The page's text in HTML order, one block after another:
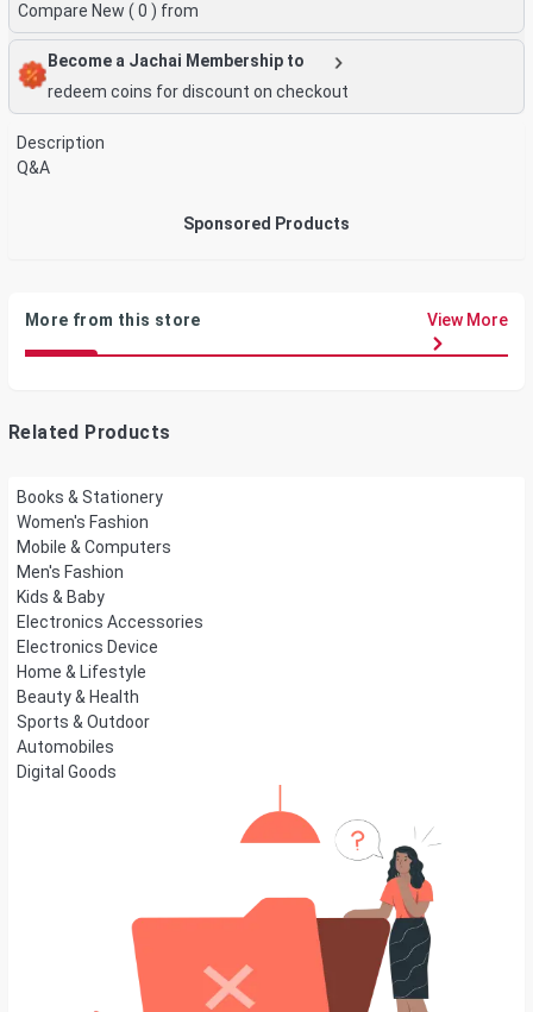
Compare New ( 0 ) from
Become a Jachai Membership to
redeem coins for discount on checkout
Description
Q&A
Sponsored Products
More from this store View More
Related Products
Books & Stationery
Women's Fashion
Mobile & Computers
Men's Fashion
Kids & Baby
Electronics Accessories
Electronics Device
Home & Lifestyle
Beauty & Health
Sports & Outdoor
Automobiles
Digital Goods